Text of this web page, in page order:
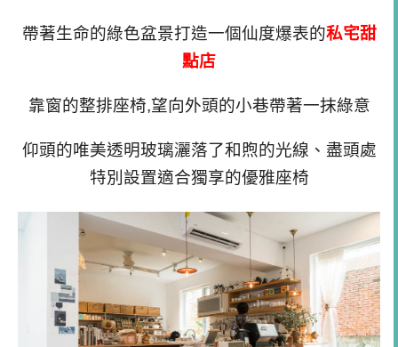
帶著生命的綠色盆景打造一個仙度爆表的私宅甜
點店
靠窗的整排座椅,望向外頭的小巷帶著一抹綠意
仰頭的唯美透明玻璃灑落了和煦的光線、盡頭處
特別設置適合獨享的優雅座椅